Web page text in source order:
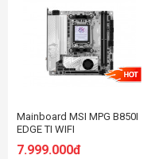
Mainboard MSI MPG B850I
EDGE TI WIFI
7.999.000đ